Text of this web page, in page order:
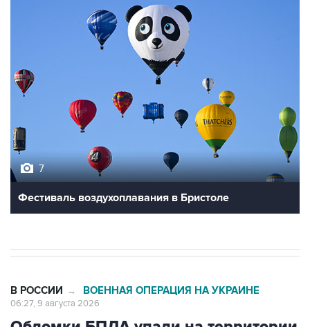
Фестиваль воздухоплавания в Бристоле
Обломки БПЛА упали на территории
двух предприятий в Новороссийске